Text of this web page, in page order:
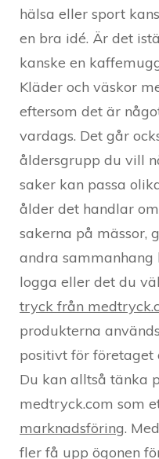
hälsa eller sport
en bra idé. Är det
kanske en
Kläder och väskor
eftersom det är
vardags. Det går
åldersgrupp du vill
saker kan passa
ålder det handlar
sakerna på mässor,
andra sammanhang
logga eller det du
tryck från
produkterna
positivt för företaget
Du kan alltså tänka
medtryck.com som
marknadsföring.
fler få upp ögonen